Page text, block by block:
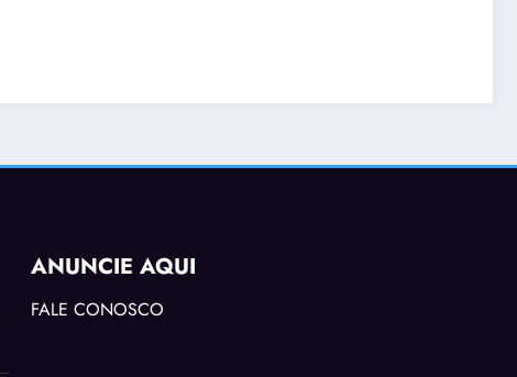
ANUNCIE AQUI
FALE CONOSCO